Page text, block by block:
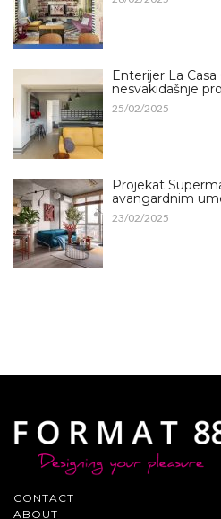
Enterijer La
nesvakidašnje
25/02/2025
Projekat
avangardnim
23/02/2025
CONTACT
ABOUT